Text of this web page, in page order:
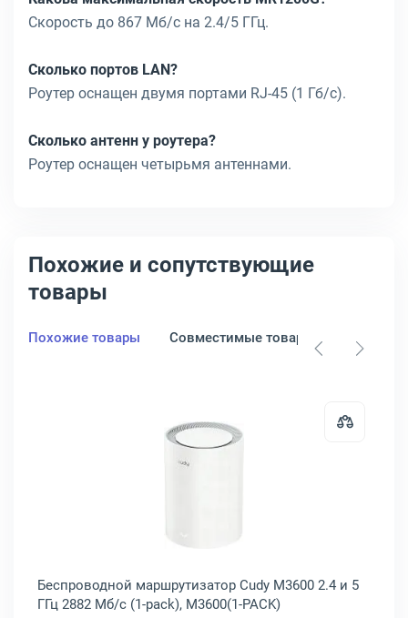
Скорость до 867 Мб/с на 2.4/5 ГГц.
Сколько портов LAN?
Роутер оснащен двумя портами RJ-45 (1 Гб/с).
Сколько антенн у роутера?
Роутер оснащен четырьмя антеннами.
Похожие и сопутствующие
товары
Похожие товары Совместимые товары
Беспроводной маршрутизатор Cudy M3600 2.4 и 5
ГГц 2882 Мб/с (1-pack), M3600(1-PACK)